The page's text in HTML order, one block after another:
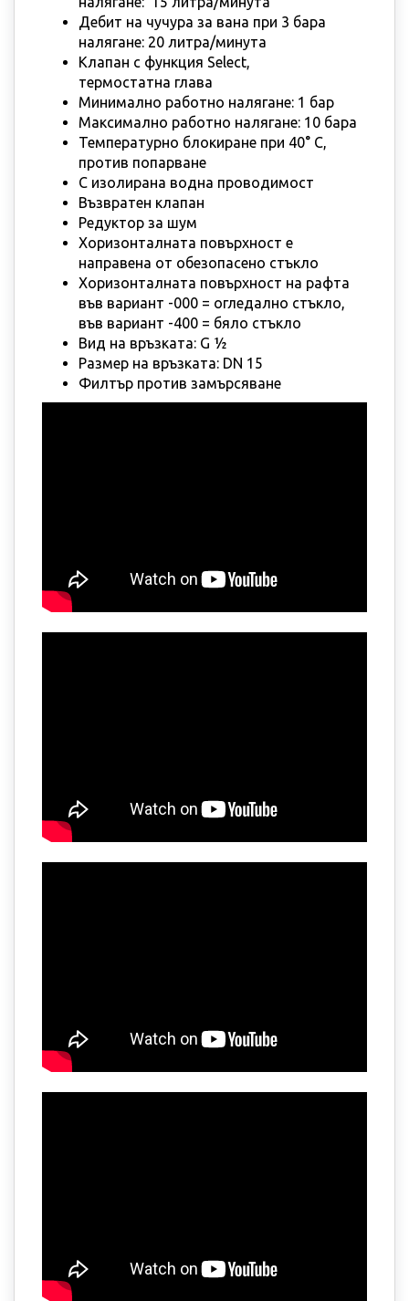
Дебит на чучура за вана при 3 бара
налягане: 20 литра/минута
Клапан с функция Select,
термостатна глава
Минимално работно налягане: 1 бар
Максимално работно налягане: 10 бара
Температурно блокиране при 40° С,
против попарване
С изолирана водна проводимост
Възвратен клапан
Редуктор за шум
Хоризонталната повърхност е
направена от обезопасено стъкло
Хоризонталната повърхност на рафта
във вариант -000 = огледално стъкло,
във вариант -400 = бяло стъкло
Вид на връзката: G ½
Размер на връзката: DN 15
Филтър против замърсяване